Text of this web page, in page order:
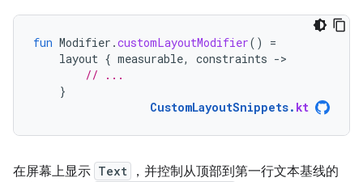
fun Modifier .customLayoutModifier()
=
layout { measurable, constraints -
// ...
}
CustomLayoutSnippets. kt
在屏幕上显示 Text
，并控制从顶部到第一行文本基线的